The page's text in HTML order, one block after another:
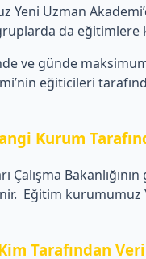
Uzman
da
ve günde
eğiticileri
Kurum
Çalışma
Eğitim kurumumuz
Tarafından